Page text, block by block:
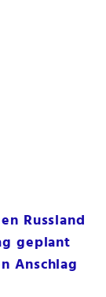
Russland
geplant
Anschlag